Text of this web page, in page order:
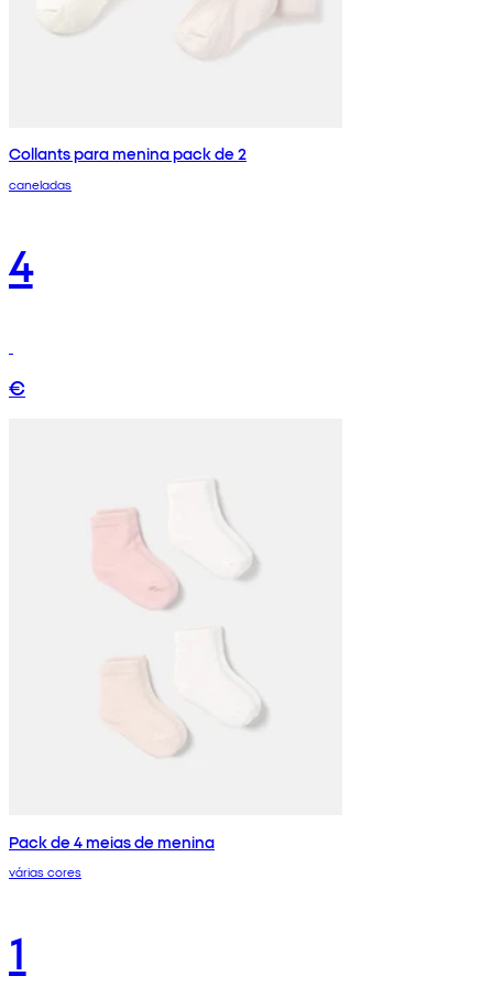
Collants para menina pack de 2
caneladas
4
€
Pack de 4 meias de menina
várias cores
1